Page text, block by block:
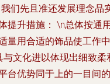
们先且准还发展理念品
提升措施： \n总体按通
量用合适的饰品使工作中
与文化进以体现出细致柔
台优势同于上的一目间的